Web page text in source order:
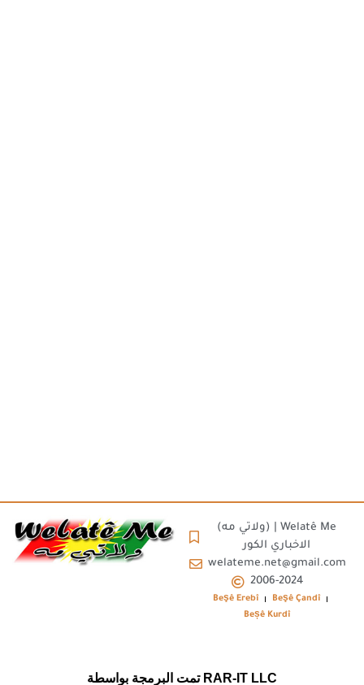
(ولاتي مه) | Welatê Me
الاخباري الكور
welateme.net@gmail.com
2006-2024
Beşê Erebî
Beşê Çandî
Beșê Kurdî
تمت البرمجة بواسطة RAR-IT LLC